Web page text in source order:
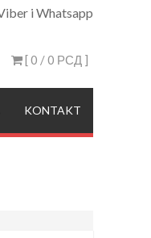
[ 0 /0 РСД ]
KONTAKT